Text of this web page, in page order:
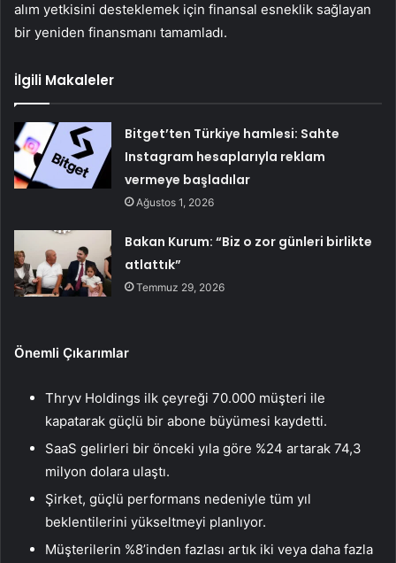
alım yetkisini desteklemek için finansal esneklik sağlayan
bir yeniden finansmanı tamamladı.
İlgili Makaleler
Bitget’ten Türkiye hamlesi: Sahte
Instagram hesaplarıyla reklam
vermeye başladılar
Ağustos 1, 2026
Bakan Kurum: “Biz o zor günleri birlikte
atlattık”
Temmuz 29, 2026
Önemli Çıkarımlar
Thryv Holdings ilk çeyreği 70.000 müşteri ile
kapatarak güçlü bir abone büyümesi kaydetti.
SaaS gelirleri bir önceki yıla göre %24 artarak 74,3
milyon dolara ulaştı.
Şirket, güçlü performans nedeniyle tüm yıl
beklentilerini yükseltmeyi planlıyor.
Müşterilerin %8’inden fazlası artık iki veya daha fazla